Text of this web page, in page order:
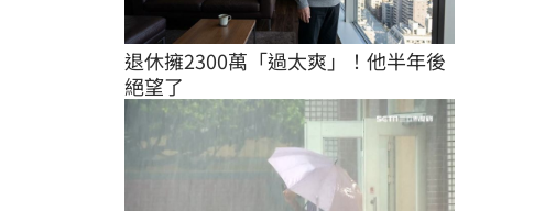
退休擁2300萬「過太爽」！他半年後
絕望了